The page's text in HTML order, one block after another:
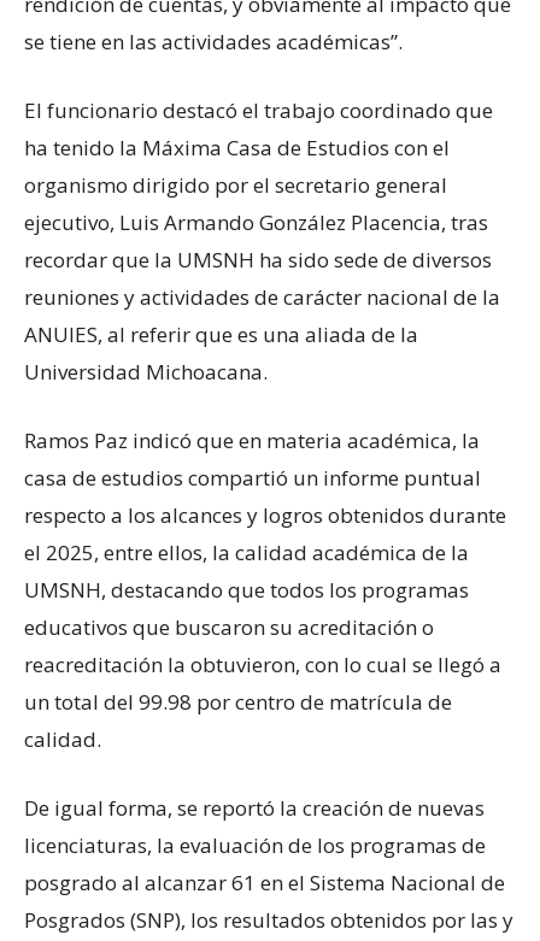
se tiene en las actividades académicas”.
El funcionario destacó el trabajo coordinado que
ha tenido la Máxima Casa de Estudios con el
organismo dirigido por el secretario general
ejecutivo, Luis Armando González Placencia, tras
recordar que la UMSNH ha sido sede de diversos
reuniones y actividades de carácter nacional de la
ANUIES, al referir que es una aliada de la
Universidad Michoacana.
Ramos Paz indicó que en materia académica, la
casa de estudios compartió un informe puntual
respecto a los alcances y logros obtenidos durante
el 2025, entre ellos, la calidad académica de la
UMSNH, destacando que todos los programas
educativos que buscaron su acreditación o
reacreditación la obtuvieron, con lo cual se llegó a
un total del 99.98 por centro de matrícula de
calidad.
De igual forma, se reportó la creación de nuevas
licenciaturas, la evaluación de los programas de
posgrado al alcanzar 61 en el Sistema Nacional de
Posgrados (SNP), los resultados obtenidos por las y